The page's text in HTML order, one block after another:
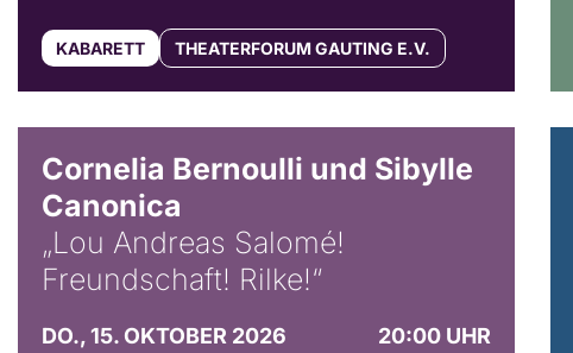
KABARETT THEATERFORUM GAUTING E.V.
Cornelia Bernoulli und Sibylle
Canonica
„Lou Andreas Salomé!
Freundschaft! Rilke!“
DO., 15. OKTOBER 2026
20:00 UHR